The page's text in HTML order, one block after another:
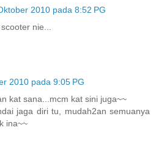
2010 pada 8:52 PG
nie...
2010 pada 9:05 PG
kat sana...mcm kat sini juga~~
jaga diri tu, mudah2an semuanya
ina~~